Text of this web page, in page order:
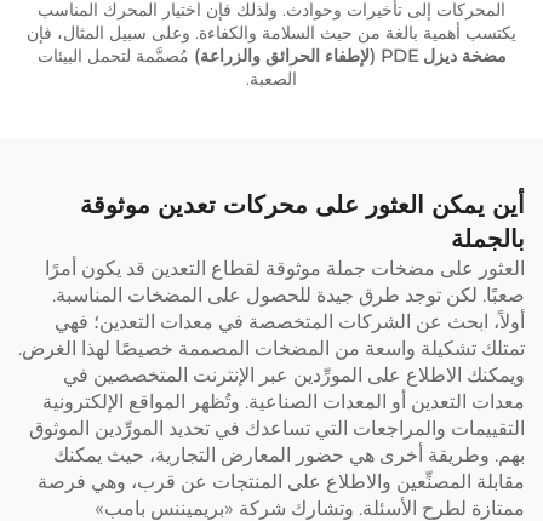
المحركات إلى تأخيرات وحوادث. ولذلك فإن اختيار المحرك المناسب
يكتسب أهمية بالغة من حيث السلامة والكفاءة. وعلى سبيل المثال، فإن
مضخة ديزل PDE (لإطفاء الحرائق والزراعة)
مُصمَّمة لتحمل البيئات
الصعبة.
أين يمكن العثور على محركات تعدين موثوقة
بالجملة
العثور على مضخات جملة موثوقة لقطاع التعدين قد يكون أمرًا
صعبًا. لكن توجد طرق جيدة للحصول على المضخات المناسبة.
أولاً، ابحث عن الشركات المتخصصة في معدات التعدين؛ فهي
تمتلك تشكيلة واسعة من المضخات المصممة خصيصًا لهذا الغرض.
ويمكنك الاطلاع على المورِّدين عبر الإنترنت المتخصصين في
معدات التعدين أو المعدات الصناعية. وتُظهر المواقع الإلكترونية
التقييمات والمراجعات التي تساعدك في تحديد المورِّدين الموثوق
بهم. وطريقة أخرى هي حضور المعارض التجارية، حيث يمكنك
مقابلة المصنِّعين والاطلاع على المنتجات عن قرب، وهي فرصة
ممتازة لطرح الأسئلة. وتشارك شركة «بريميننس بامب»